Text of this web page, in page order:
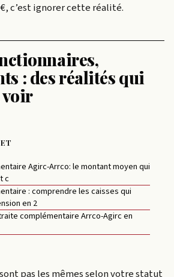
c’est ignorer cette réalité.
: des réalités qui
voir
Agirc-Arrco: le montant moyen qui
c
: comprendre les caisses qui
en 2
complémentaire Arrco-Agirc en